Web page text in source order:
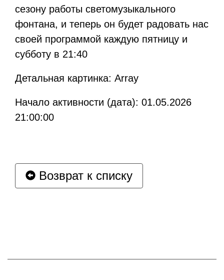
сезону работы светомузыкального
фонтана, и теперь он будет радовать нас
своей программой каждую пятницу и
субботу в 21:40
Детальная картинка: Array
Начало активности (дата): 01.05.2026
21:00:00
Возврат к списку